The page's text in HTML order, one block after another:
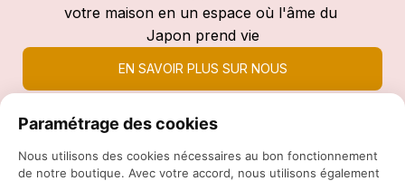
votre maison en un espace où l'âme du
Japon prend vie
EN SAVOIR PLUS SUR NOUS
Paramétrage des cookies
Nous utilisons des cookies nécessaires au bon fonctionnement
de notre boutique. Avec votre accord, nous utilisons également